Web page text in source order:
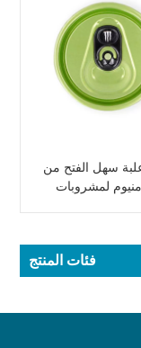
سهل الفتح من
لمشروبات
فئات المنتج